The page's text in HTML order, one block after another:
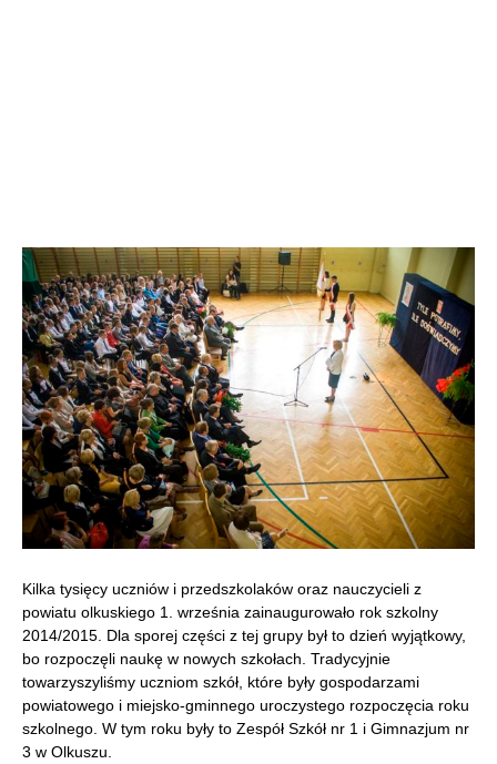
Kilka tysięcy uczniów i przedszkolaków oraz nauczycieli z
powiatu olkuskiego 1. września zainaugurowało rok szkolny
2014/2015. Dla sporej części z tej grupy był to dzień wyjątkowy,
bo rozpoczęli naukę w nowych szkołach. Tradycyjnie
towarzyszyliśmy uczniom szkół, które były gospodarzami
powiatowego i miejsko-gminnego uroczystego rozpoczęcia roku
szkolnego. W tym roku były to Zespół Szkół nr 1 i Gimnazjum nr
3 w Olkuszu.